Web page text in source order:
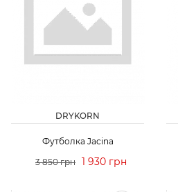
DRYKORN
Футболка Jacina
3 850 грн 1 930 грн